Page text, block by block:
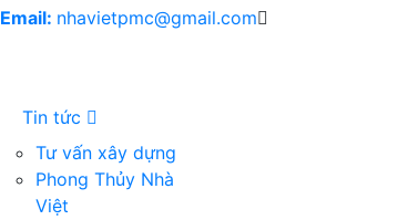
Email: nhavietpmc@gmail.com
Tin tức
Tư vấn xây dựng
Phong Thủy Nhà
Việt